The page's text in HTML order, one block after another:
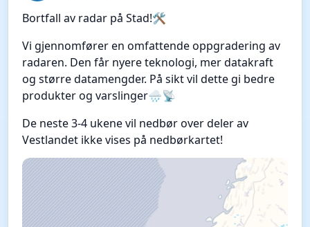
Bortfall av radar på Stad!🛠️
Vi gjennomfører en omfattende oppgradering av
radaren. Den får nyere teknologi, mer datakraft
og større datamengder. På sikt vil dette gi bedre
produkter og varslinger🌧️📡
De neste 3-4 ukene vil nedbør over deler av
Vestlandet ikke vises på nedbørkartet!